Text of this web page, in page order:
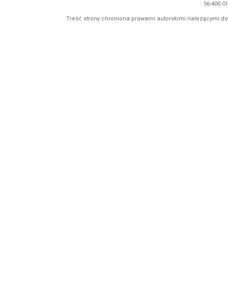
56-400
Treść strony chroniona prawami autorskimi należącymi